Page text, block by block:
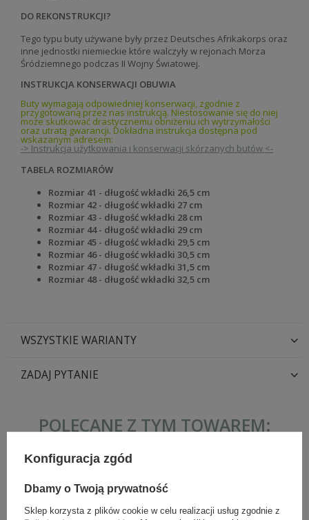
DO REKONSTRUKCJI?
Tego typu buty używane były przez Deutsches Afrikakorps oraz
inne jednostki niemieckie które walczyły w rejonach Morza
Śródziemnego podczas II Wojny Światowej.
INSTRUKCJA KONSERWACJI OBUWIA
Buty wymagają odpowiedniej konserwacji, zgodnie z
przygotowaną przez nas instrukcją. Niestosowanie się do niej
może skutkować drastycznemu obniżeniu ich wytrzymałości
oraz utratą gwarancji. Dokładna instrukcja dostępna pod
wskazanym adresem:
-> Instrukcja użytkowania i konserwacji skórzanych butów <-
TABELA ROZMIARÓW
Rozmiar 41 - długość wkładki 26,5 cm
Rozmiar 42 - długość wkładki 27 cm
Rozmiar 43 - długość wkładki 28 cm
Rozmiar 44 - długość wkładki 29 cm
Rozmiar 45 - długość wkładki 29,5 cm
Rozmiar 46 - długość wkładki 30,5 cm
Rozmiar 47 - długość wkładki 31,5 cm
Rozmiar 48 - długość wkładki 32,5 cm
WSZYSTKIE WARIANTY
ZADAJ PYTANIE
POLECANE Z TYM TOWAREM:
Konfiguracja zgód
Dbamy o Twoją prywatność
Sklep korzysta z plików cookie w celu realizacji usług zgodnie z